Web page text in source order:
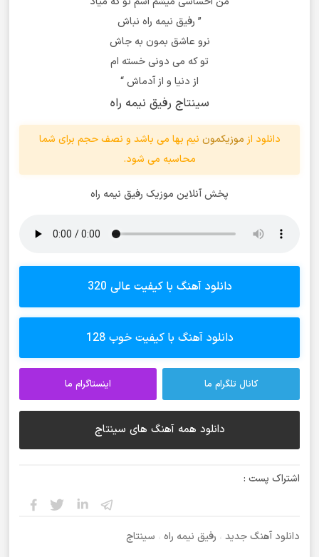
” رفیق نیمه راه نباش
نرو عاشق بمون به جاش
تو که می دونی خسته ام
از دنیا و از آدماش “
سینتاج رفیق نیمه راه
دانلود ازموزیکمون نیم بها می باشد و نصف حجم برای شما
محاسبه می شود.
پخش آنلاین موزیک رفیق نیمه راه
دانلود آهنگ با کیفیت عالی 320
دانلود آهنگ با کیفیت خوب 128
کانال تلگرام ما اینستاگرام ما
دانلود همه آهنگ های سینتاج
اشتراک پست :
دانلود آهنگ جدید ، رفیق نیمه راه ، سینتاج